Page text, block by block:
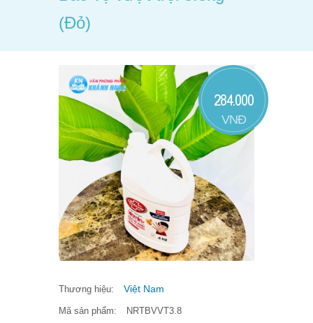
(Đỏ)
284.000
VNĐ
Thương hiệu: Việt Nam
Mã sản phẩm: NRTBVVT3.8